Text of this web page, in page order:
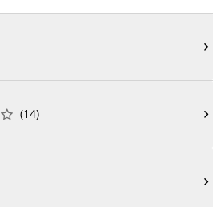


 (14) 
